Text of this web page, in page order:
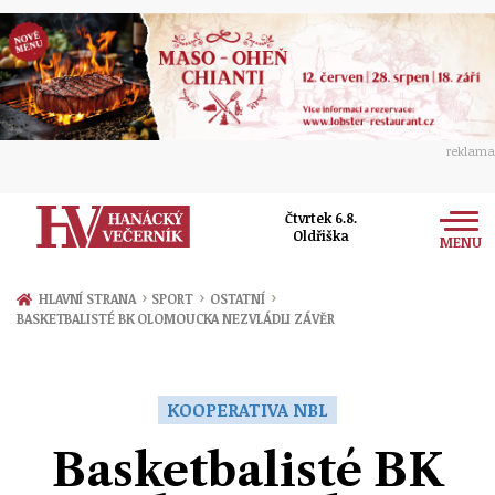
reklama
Čtvrtek 6.8.
Oldřiška
MENU
Zprávy
Přerov
Ekonomika
Ženy
Sport
HLAVNÍ STRANA › SPORT › OSTATNÍ ›
BASKETBALISTÉ BK OLOMOUCKA NEZVLÁDLI ZÁVĚR
KOOPERATIVA NBL
Basketbalisté BK